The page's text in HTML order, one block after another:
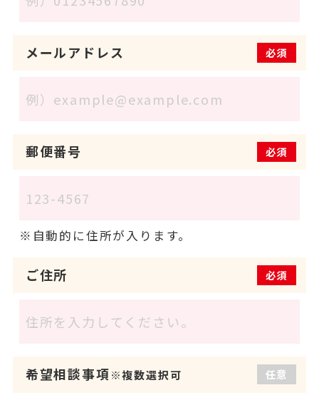
メールアドレス 必須
郵便番号 必須
自動的に住所が入ります。
ご住所 必須
希望相談事項※複数選択可 任意